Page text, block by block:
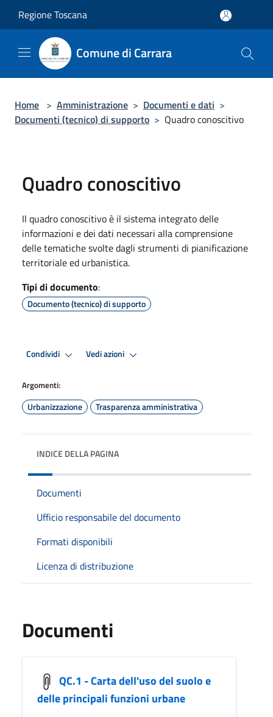
Regione Toscana
Comune di Carrara
Home > Amministrazione > Documenti e dati >
Documenti (tecnico) di supporto > Quadro conoscitivo
Quadro conoscitivo
Il quadro conoscitivo è il sistema integrato delle
informazioni e dei dati necessari alla comprensione
delle tematiche svolte dagli strumenti di pianificazione
territoriale ed urbanistica.
Tipi di documento:
Documento (tecnico) di supporto
Condividi Vedi azioni
Argomenti:
Urbanizzazione Trasparenza amministrativa
INDICE DELLA PAGINA
Documenti
Ufficio responsabile del documento
Formati disponibili
Licenza di distribuzione
Documenti
QC.1 - Carta dell'uso del suolo e
delle principali funzioni urbane